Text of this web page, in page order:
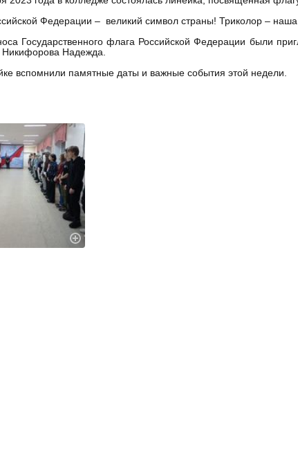
Федерации – великий символ страны! Триколор – наша
Государственного флага Российской Федерации были
Надежда.
вспомнили памятные даты и важные события этой недели.